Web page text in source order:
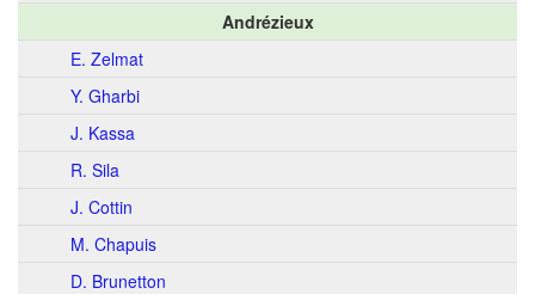
Andrézieux
E. Zelmat
Y. Gharbi
J. Kassa
R. Sila
J. Cottin
M. Chapuis
D. Brunetton